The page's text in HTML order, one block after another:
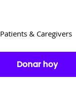
Donar hoy
Patients & Caregivers